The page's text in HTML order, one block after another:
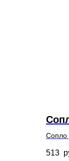
Сопло
513